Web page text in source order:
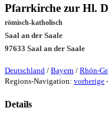
Pfarrkirche zur Hl.
römisch-katholisch
Saal an der Saale
97633 Saal an der Saale
Deutschland / Bayern / Rhön-
Regions-Navigation: vorherige -
Details